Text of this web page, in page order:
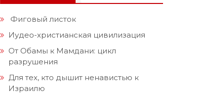
Фиговый листок
Иудео-христианская цивилизация
От Обамы к Мамдани: цикл
разрушения
Для тех, кто дышит ненавистью к
Израилю